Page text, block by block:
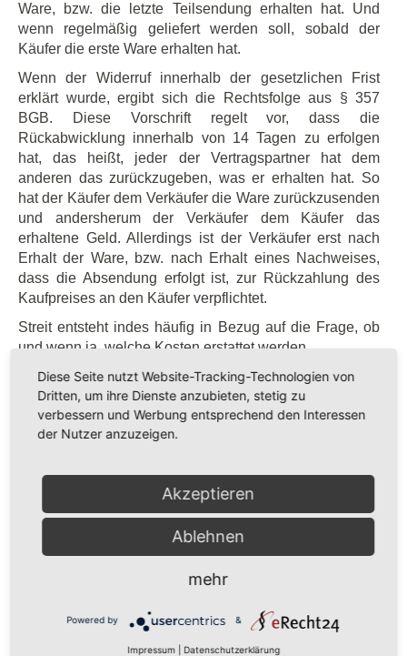
Ware, bzw. die letzte Teilsendung erhalten hat. Und
wenn regelmäßig geliefert werden soll, sobald der
Käufer die erste Ware erhalten hat.
Wenn der Widerruf innerhalb der gesetzlichen Frist
erklärt wurde, ergibt sich die Rechtsfolge aus § 357
BGB. Diese Vorschrift regelt vor, dass die
Rückabwicklung innerhalb von 14 Tagen zu erfolgen
hat, das heißt, jeder der Vertragspartner hat dem
anderen das zurückzugeben, was er erhalten hat. So
hat der Käufer dem Verkäufer die Ware zurückzusenden
und andersherum der Verkäufer dem Käufer das
erhaltene Geld. Allerdings ist der Verkäufer erst nach
Erhalt der Ware, bzw. nach Erhalt eines Nachweises,
dass die Absendung erfolgt ist, zur Rückzahlung des
Kaufpreises an den Käufer verpflichtet.
Streit entsteht indes häufig in Bezug auf die Frage, ob
und wenn ja, welche Kosten erstattet werden.
Die Kosten, die für die Versendung der gekauften Sache
an den Verbraucher entstehen hat der Verkäufer zu
tragen. Nur wenn der Käufer eine andere, als die
Standardversandart gewählt hat, hat der Käufer die
Die Rücklieferungskosten hingegen muss der Käufer
selbst tragen, wenn der Verkäufer hierauf in seinen AGB
hingewiesen hatte. Falls dies nicht geregelt wurde, trägt
diese Kosten auch der Verkäufer.
Grundsätzlich kann also gelten: Die Lieferungskosten
trägt der Verkäufer und die Rücklieferungskosten trägt
Möglich ist auch, dass der Verkäufer Schadenersatz,
bzw. Wertminderungsansprüche gegen den Käufer
Diese Seite nutzt Website-Tracking-Technologien von
Dritten, um ihre Dienste anzubieten, stetig zu
verbessern und Werbung entsprechend den Interessen
der Nutzer anzuzeigen.
Akzeptieren
Ablehnen
mehr
Powered by &
Impressum Datenschutzerklärung